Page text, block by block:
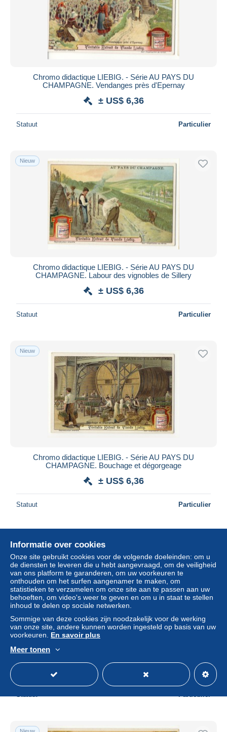
Chromo didactique LIEBIG. - Série AU PAYS DU
CHAMPAGNE. Vendanges près d'Epernay
± US$ 6,36
Statuut Particulier
Nieuw
Chromo didactique LIEBIG. - Série AU PAYS DU
CHAMPAGNE. Labour des vignobles de Sillery
± US$ 6,36
Statuut Particulier
Nieuw
Chromo didactique LIEBIG. - Série AU PAYS DU
CHAMPAGNE. Bouchage et dégorgeage
± US$ 6,36
Statuut Particulier
Nieuw
Chromo didactique LIEBIG. - Série AU PAYS DU
CHAMPAGNE. Pressurage des Raisins
± US$ 6,36
Informatie over cookies
Onze site gebruikt cookies voor de volgende doeleinden: om u
de diensten te leveren die u hebt aangevraagd, om de veiligheid
van ons platform te garanderen, om uw voorkeuren te
onthouden om het surfen aangenamer te maken, om
statistieken te verzamelen om onze site aan te passen aan uw
behoeften, om video's weer te geven en om u in staat te stellen
inhoud te delen op sociale netwerken.
Sommige van deze cookies zijn noodzakelijk voor de werking
van onze site, andere kunnen worden ingesteld op basis van uw
voorkeuren. En savoir plus
Meer tonen